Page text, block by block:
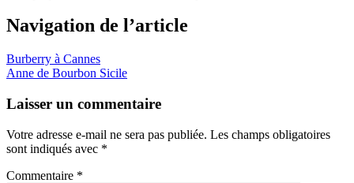
Navigation de l’article
Burberry à Cannes
Anne de Bourbon Sicile
Laisser un commentaire
Votre adresse e-mail ne sera pas publiée. Les champs obligatoires
sont indiqués avec *
Commentaire *